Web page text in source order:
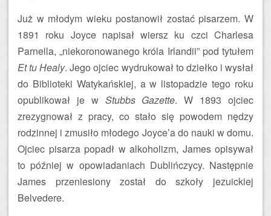
Już w młodym wieku postanowił zostać pisarzem. W
1891 roku Joyce napisał wiersz ku czci Charlesa
Parnella, „niekoronowanego króla Irlandii” pod tytułem
Et tu Healy. Jego ojciec wydrukował to dziełko i wysłał
do Biblioteki Watykańskiej, a w listopadzie tego roku
opublikował je w Stubbs Gazette. W 1893 ojciec
zrezygnował z pracy, co stało się powodem nędzy
rodzinnej i zmusiło młodego Joyce’a do nauki w domu.
Ojciec pisarza popadł w alkoholizm, James opisywał
to później w opowiadaniach Dublińczycy. Następnie
James przeniesiony został do szkoły jezuickiej
Belvedere.